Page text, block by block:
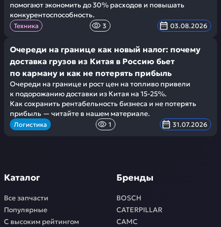
помогают экономить до 30% расходов и повышать
конкурентоспособность.
Техника 3 03.08.2026
Очереди на границе как новый налог: почему
доставка грузов из Китая в Россию бьет
по карману и как не потерять прибыль
Очереди на границе и рост цен на топливо привели
к подорожанию доставки из Китая на 15-25%.
Как сохранить рентабельность бизнеса и не потерять
прибыль — читайте в нашем материале.
Логистика 1 31.07.2026
Каталог
Все запчасти
Популярные
С высоким рейтингом
Бренды
BOSCH
CATERPILLAR
CAMC